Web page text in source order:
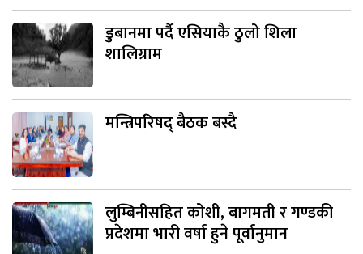
डुबानमा पर्दै एसियाकै ठुलो शिला
शालिग्राम
मन्त्रिपरिषद् बैठक बस्दै
लुम्बिनीसहित कोशी, बागमती र गण्डकी
प्रदेशमा भारी वर्षा हुने पूर्वानुमान